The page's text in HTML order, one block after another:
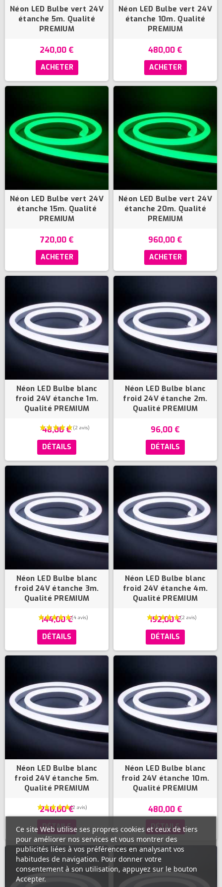
Néon LED Bulbe vert 24V
étanche 5m. Qualité
PREMIUM
240,00 €
ACHETER
Néon LED Bulbe vert 24V
étanche 10m. Qualité
PREMIUM
480,00 €
ACHETER
Néon LED Bulbe vert 24V
étanche 15m. Qualité
PREMIUM
720,00 €
ACHETER
Néon LED Bulbe vert 24V
étanche 20m. Qualité
PREMIUM
960,00 €
ACHETER
Néon LED Bulbe blanc
froid 24V étanche 1m.
Qualité PREMIUM
48,00 €
DÉTAILS
Néon LED Bulbe blanc
froid 24V étanche 2m.
Qualité PREMIUM
96,00 €
DÉTAILS
Néon LED Bulbe blanc
froid 24V étanche 3m.
Qualité PREMIUM
144,00 €
DÉTAILS
Néon LED Bulbe blanc
froid 24V étanche 4m.
Qualité PREMIUM
192,00 €
DÉTAILS
Néon LED Bulbe blanc
froid 24V étanche 5m.
Qualité PREMIUM
240,00 €
DÉTAILS
Néon LED Bulbe blanc
froid 24V étanche 10m.
Qualité PREMIUM
480,00 €
DÉTAILS
Ce site Web utilise ses propres cookies et ceux de tiers
pour améliorer nos services et vous montrer des
publicités liées à vos préférences en analysant vos
habitudes de navigation. Pour donner votre
consentement à son utilisation, appuyez sur le bouton
Accepter.